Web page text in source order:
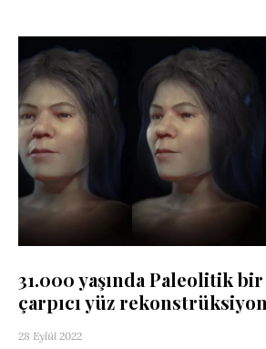
31.000 yaşında Paleolitik bir
çarpıcı yüz
28 Eylül 2022